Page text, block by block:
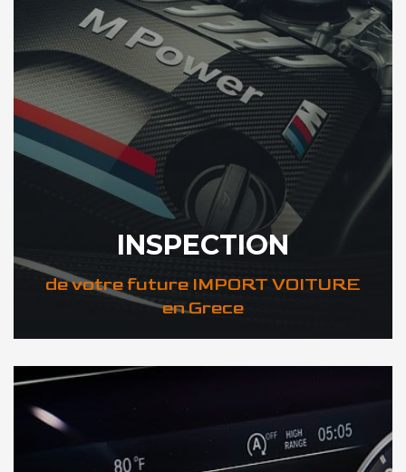
INSPECTION
de votre future IMPORT VOITURE
en Grece
DÉCOUVREZ VOTRE INSPECTION AUTO en Grece